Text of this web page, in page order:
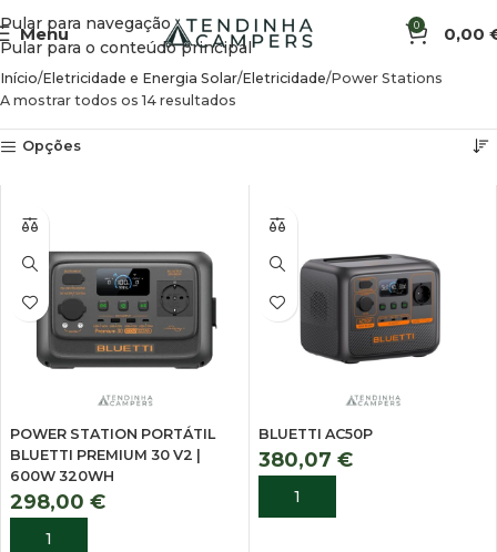
Pular para navegação
Pular para o conteúdo principal
Menu 0 0,00
Início Eletricidade e Energia Solar Eletricidade Power Stations
A mostrar todos os 14 resultados
Opções
POWER STATION PORTÁTIL
BLUETTI PREMIUM 30 V2 |
600W 320WH
298,00 €
ADICIONAR
BLUETTI AC50P
380,07 €
ADICIONAR